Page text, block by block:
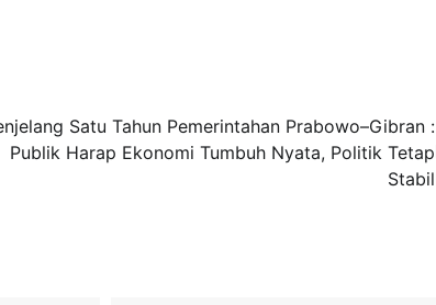
Satu Tahun Pemerintahan Prabowo–Gibran :
Publik Harap Ekonomi Tumbuh Nyata, Politik Tetap
Stabil